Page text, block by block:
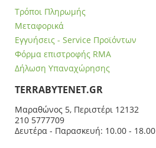
Τρόποι Πληρωμής
Μεταφορικά
Εγγυήσεις - Service Προϊόντων
Φόρμα επιστροφής RMA
Δήλωση Υπαναχώρησης
ΤERRABYTENET.GR
Μαραθώνος 5, Περιστέρι 12132
210 5777709
Δευτέρα - Παρασκευή: 10.00 - 18.00